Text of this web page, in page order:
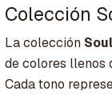
Colección
La colección
de colores llenos
Cada tono